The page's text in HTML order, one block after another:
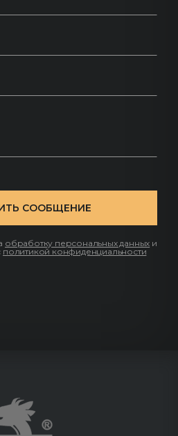
СООБЩЕНИЕ
обработку персональных данных и
политикой конфиденциальности